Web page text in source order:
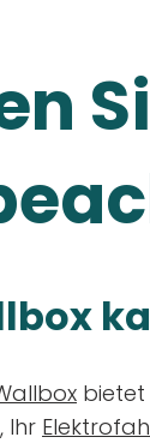
bietet
Ihr